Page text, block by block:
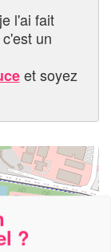
l'ai fait
un
et soyez
?